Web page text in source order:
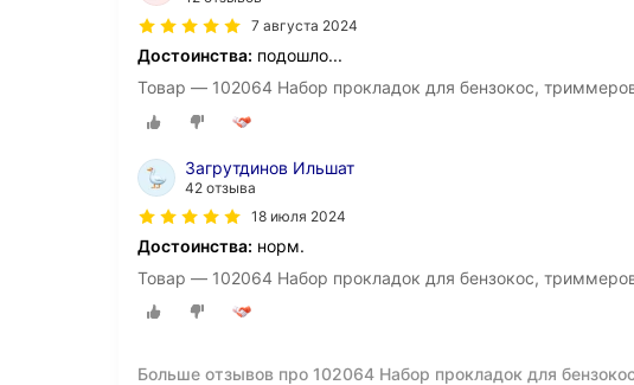
7 августа 2024
Достоинства: подошло...
Товар — 102064 Набор прокладок для бензокос,
Загрутдинов Ильшат
42 отзыва
18 июля 2024
Достоинства: норм.
Товар — 102064 Набор прокладок для бензокос,
Больше отзывов про 102064 Набор прокладок для